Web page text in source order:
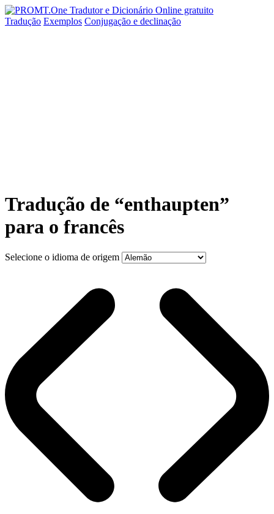
Tradução Exemplos Conjugação e declinação
Tradução de “enthaupten”
para o francês
Selecione o idioma de origem